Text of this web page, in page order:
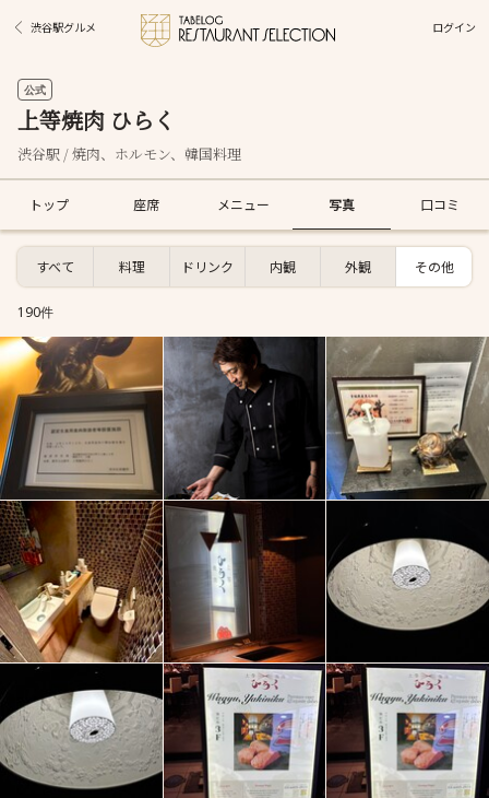
渋谷駅グルメ ログイン
公式
上等焼肉 ひらく
渋谷駅 / 焼肉、ホルモン、韓国料理
トップ 座席 メニュー 写真 口コミ
すべて 料理 ドリンク 内観 外観 その他
190件